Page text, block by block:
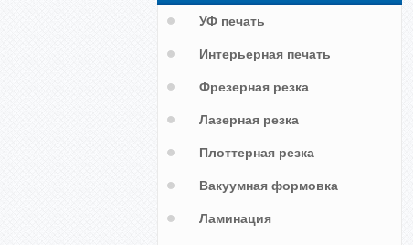
УФ печать
Интерьерная печать
Фрезерная резка
Лазерная резка
Плоттерная резка
Вакуумная формовка
Ламинация